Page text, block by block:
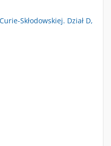
Skłodowskiej. Dział D,